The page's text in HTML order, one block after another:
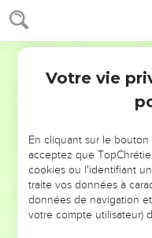
Philippiens 3
et me portant vers ce qui
14 je cours vers le but
céleste de Dieu en
Nous tous donc qui
et, si vous êtes d'un
éclairera aussi là-dessus.
Seulement, là où nous
même direction [et
Soyez tous mes
regards sur ceux qui se
vous avez en nous.
Votre vie
En cliquant sur le
acceptez que
cookies ou l'identifiant
traite vos données à
données de navigation
votre compte utilisateur)